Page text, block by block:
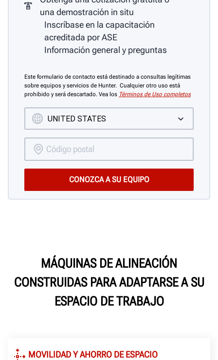
una demostración in situ
Inscríbase en la capacitación
acreditada por ASE
Información general y preguntas
Este formulario de contacto está destinado a consultas legítimas
sobre equipos y servicios de Hunter. Cualquier otro uso está
prohibido y será descartado. Vea los Términos de Uso completos
MÁQUINAS DE ALINEACIÓN
CONSTRUIDAS PARA ADAPTARSE A SU
ESPACIO DE TRABAJO
MOVILIDAD Y AHORRO DE ESPACIO